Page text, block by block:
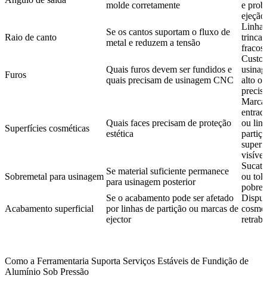
molde corretamente
e
ejeção
Raio de canto
Se os cantos suportam o fluxo de
metal e reduzem a tensão
fracos
Furos
Quais furos devem ser fundidos e
quais precisam de usinagem CNC
Custo
alto
Superfícies cosméticas
Quais faces precisam de proteção
estética
ou
Sobremetal para usinagem
Se material suficiente permanece
para usinagem posterior
ou
pobre
Acabamento superficial
Se o acabamento pode ser afetado
por linhas de partição ou marcas de
ejector
Como a Ferramentaria Suporta Serviços Estáveis de Fundição de
Alumínio Sob Pressão